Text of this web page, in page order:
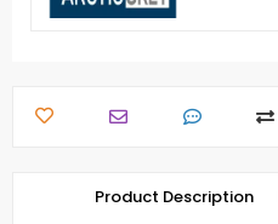
Product Description